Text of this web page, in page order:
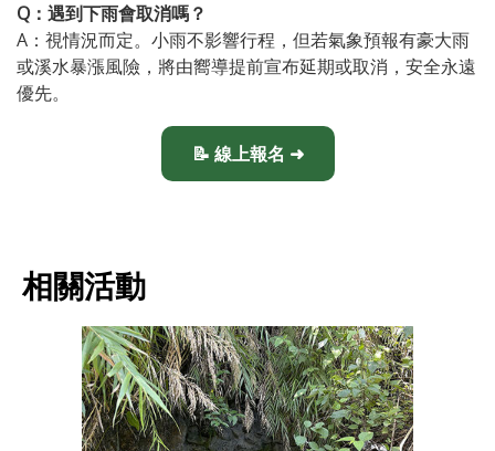
Q：遇到下雨會取消嗎？
A：視情況而定。小雨不影響行程，但若氣象預報有豪大雨
或溪水暴漲風險，將由嚮導提前宣布延期或取消，安全永遠
優先。
📝 線上報名 ➜
相關活動